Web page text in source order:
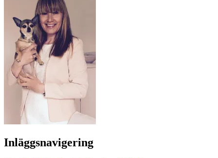
Inläggsnavigering